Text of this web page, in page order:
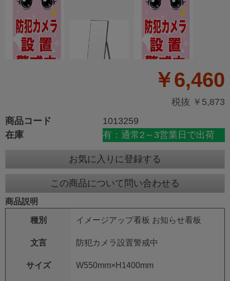
￥6,460
税抜 ￥5,873
商品コード
1013259
在庫
有：通常2～3営業日で出荷
お気に入りに登録する
この商品について問い合わせる
商品説明
種別 イメージアップ看板 お知らせ看板
文言 防犯カメラ設置警戒中
サイズ W550mm×H1400mm